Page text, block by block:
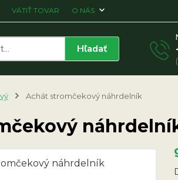
VÁTIŤ TOVAR O NÁS
Hľadať
Achát stromčekový náhrdelník